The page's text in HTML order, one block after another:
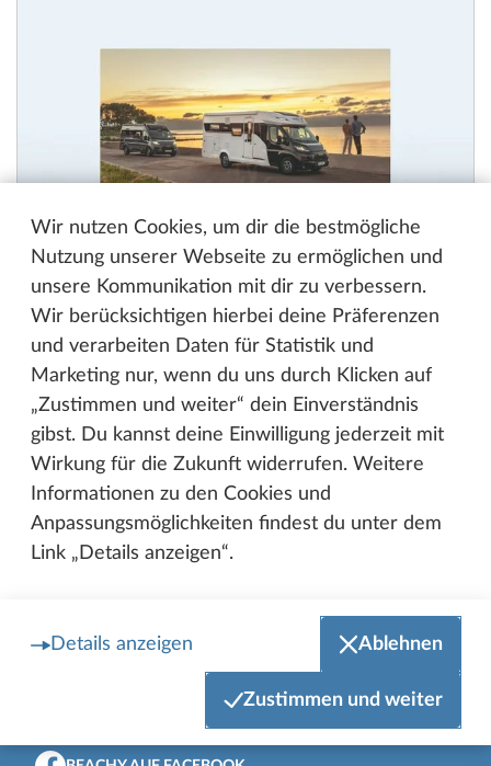
Wir nutzen Cookies, um dir die bestmögliche
Nutzung unserer Webseite zu ermöglichen und
unsere Kommunikation mit dir zu verbessern.
Wir berücksichtigen hierbei deine Präferenzen
und verarbeiten Daten für Statistik und
Marketing nur, wenn du uns durch Klicken auf
„Zustimmen und weiter“ dein Einverständnis
gibst. Du kannst deine Einwilligung jederzeit mit
Wirkung für die Zukunft widerrufen. Weitere
Informationen zu den Cookies und
Anpassungsmöglichkeiten findest du unter dem
Link „Details anzeigen“.
Details anzeigen Ablehnen
Zustimmen und weiter
Reisemobil Katalog 2027
PDF, 9 MB
Zum Anfang der Seite